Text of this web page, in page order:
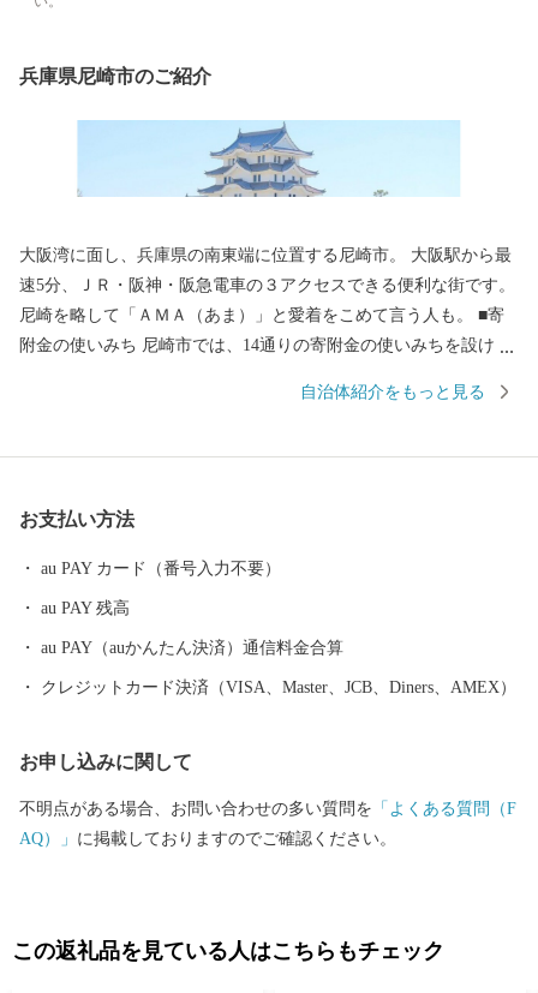
兵庫県尼崎市のご紹介
大阪湾に面し、兵庫県の南東端に位置する尼崎市。 大阪駅から最
速5分、ＪＲ・阪神・阪急電車の３アクセスできる便利な街です。
尼崎を略して「ＡＭＡ（あま）」と愛着をこめて言う人も。 ■寄
附金の使いみち 尼崎市では、14通りの寄附金の使いみちを設けて
犬・猫の殺処分ゼロを目指すなどの動物愛護に関する 基金などが
はその姿を見ることはできなくなりましたが、 当時の尼崎城西三
崎城が蘇りました。
自治体紹介をもっと見る
お支払い方法
au PAY カード（番号入力不要）
au PAY 残高
au PAY（auかんたん決済）通信料金合算
クレジットカード決済（VISA、Master、JCB、Diners、AMEX）
お申し込みに関して
不明点がある場合、お問い合わせの多い質問を 「よくある質問（F
AQ）」 に掲載しておりますのでご確認ください。
この返礼品を見ている人はこちらもチェック